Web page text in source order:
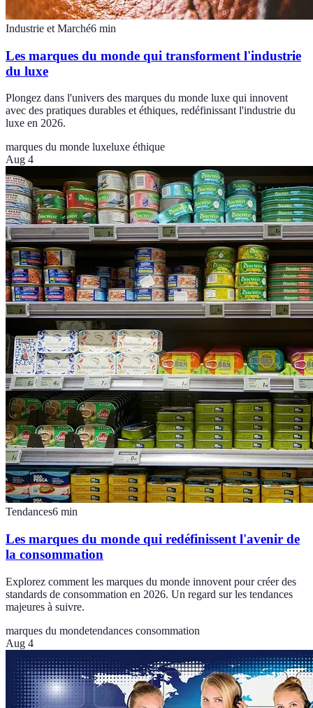
Industrie et Marché6 min
Les marques du monde qui transforment l'industrie
du luxe
Plongez dans l'univers des marques du monde luxe qui innovent
avec des pratiques durables et éthiques, redéfinissant l'industrie du
luxe en 2026.
marques du monde luxeluxe éthique
Aug 4
Tendances6 min
Les marques du monde qui redéfinissent l'avenir de
la consommation
Explorez comment les marques du monde innovent pour créer des
standards de consommation en 2026. Un regard sur les tendances
majeures à suivre.
marques du mondetendances consommation
Aug 4